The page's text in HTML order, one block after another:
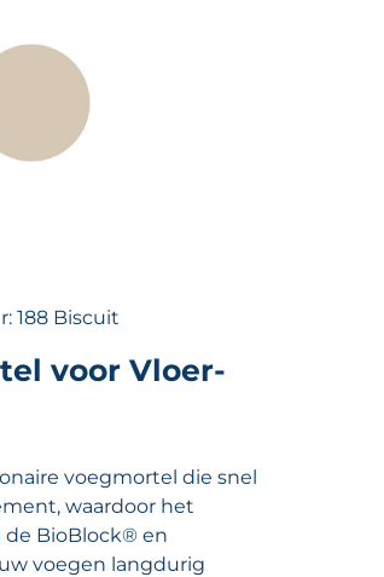
188 Biscuit
voor Vloer-
voegmortel die snel
waardoor het
de BioBlock® en
voegen langdurig